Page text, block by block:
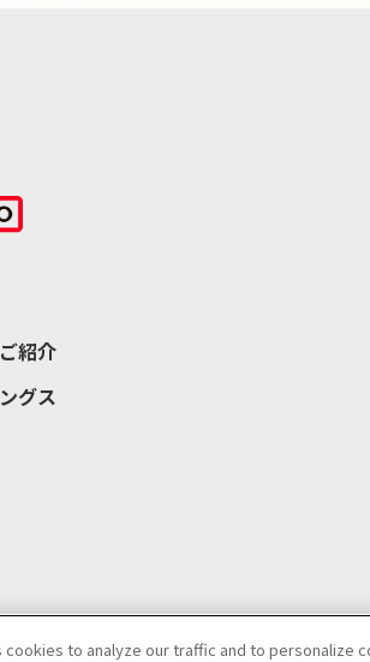
紹介
グス
to analyze our traffic and to personalize